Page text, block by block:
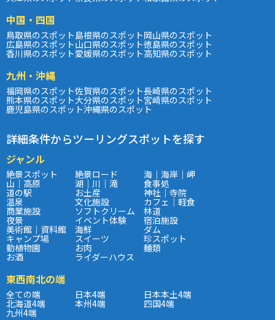
中国・四国
鳥取県のスポット島根県のスポット岡山県のスポット
広島県のスポット山口県のスポット徳島県のスポット
香川県のスポット愛媛県のスポット高知県のスポット
九州・沖縄
福岡県のスポット佐賀県のスポット長崎県のスポット
熊本県のスポット大分県のスポット宮崎県のスポット
鹿児島県のスポット沖縄県のスポット
詳細条件からツーリングスポットを探す
ジャンル
絶景スポット 絶景ロード 海｜海岸｜岬
山｜高原 湖｜川｜滝 食事処
道の駅 お土産 神社｜寺院
温泉 文化施設 カフェ｜軽食
商業施設 ソフトクリーム 林道
夜景 イベント体験 宿泊施設
美術館｜資料館 海鮮 ダム
キャンプ場 スイーツ 珍スポット
動植物園 お肉 麺類
お酒 ライダーハウス
東西南北の端
全ての端 日本4端 日本本土4端
北海道4端 本州4端 四国4端
九州4端